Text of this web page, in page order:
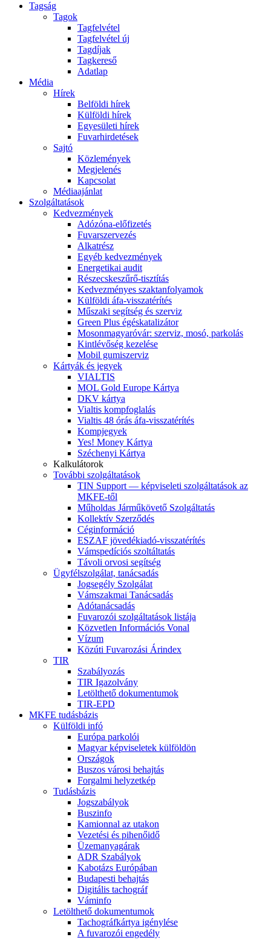
Tagság
Tagok
Tagfelvétel
Tagfelvétel új
Tagdíjak
Tagkereső
Adatlap
Média
Hírek
Belföldi hírek
Külföldi hírek
Egyesületi hírek
Fuvarhirdetések
Sajtó
Közlemények
Megjelenés
Kapcsolat
Médiaajánlat
Szolgáltatások
Kedvezmények
Adózóna-előfizetés
Fuvarszervezés
Alkatrész
Egyéb kedvezmények
Energetikai audit
Részecskeszűrő-tisztítás
Kedvezményes szaktanfolyamok
Külföldi áfa-visszatérítés
Műszaki segítség és szerviz
Green Plus égéskatalizátor
Mosonmagyaróvár: szerviz, mosó, parkolás
Kintlévőség kezelése
Mobil gumiszerviz
Kártyák és jegyek
VIALTIS
MOL Gold Europe Kártya
DKV kártya
Vialtis kompfoglalás
Vialtis 48 órás áfa-visszatérítés
Kompjegyek
Yes! Money Kártya
Széchenyi Kártya
Kalkulátorok
További szolgáltatások
TIN Support — képviseleti szolgáltatások az
MKFE-től
Műholdas Járműkövető Szolgáltatás
Kollektív Szerződés
Céginformáció
ESZAF jövedékiadó-visszatérítés
Vámspedíciós szoltáltatás
Távoli orvosi segítség
Ügyfélszolgálat, tanácsadás
Jogsegély Szolgálat
Vámszakmai Tanácsadás
Adótanácsadás
Fuvarozói szolgáltatások listája
Közvetlen Információs Vonal
Vízum
Közúti Fuvarozási Árindex
TIR
Szabályozás
TIR Igazolvány
Letölthető dokumentumok
TIR-EPD
MKFE tudásbázis
Külföldi infó
Európa parkolói
Magyar képviseletek külföldön
Országok
Buszos városi behajtás
Forgalmi helyzetkép
Tudásbázis
Jogszabályok
Buszinfo
Kamionnal az utakon
Vezetési és pihenőidő
Üzemanyagárak
ADR Szabályok
Kabotázs Európában
Budapesti behajtás
Digitális tachográf
Váminfo
Letölthető dokumentumok
Tachográfkártya igénylése
A fuvarozói engedély